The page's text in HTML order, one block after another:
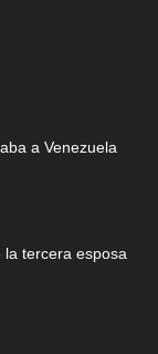
a Venezuela
tercera esposa